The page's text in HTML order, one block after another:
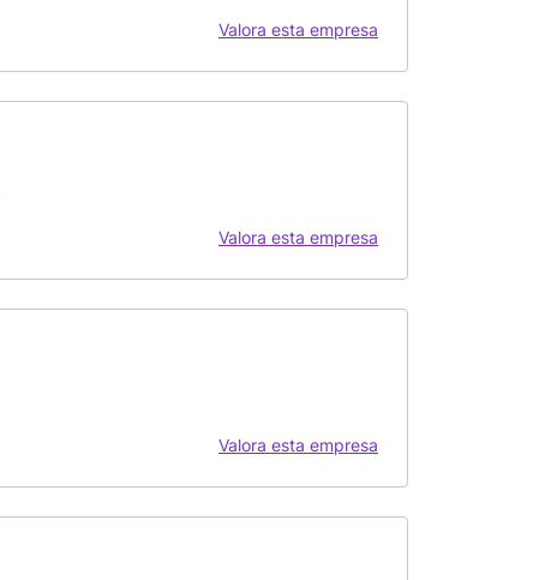
Valora esta empresa
Valora esta empresa
Valora esta empresa